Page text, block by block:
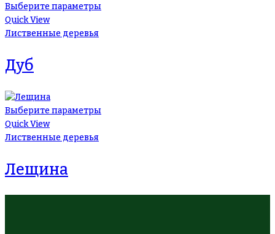
Выберите параметры
Quick View
Лиственные деревья
Дуб
Выберите параметры
Quick View
Лиственные деревья
Лещина